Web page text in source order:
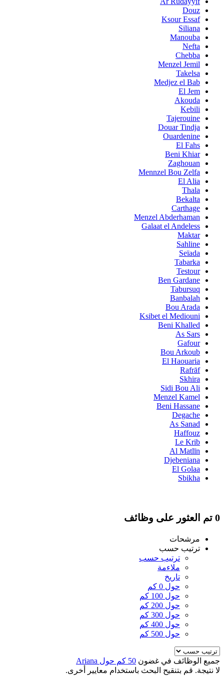
Douz
Ksour Essaf
Siliana
Manouba
Nefta
Chebba
Menzel Jemil
Takelsa
Medjez el Bab
El Jem
Akouda
Kebili
Tajerouine
Douar Tindja
Ouardenine
El Fahs
Beni Khiar
Zaghouan
Mennzel Bou Zelfa
El Alia
Thala
Bekalta
Carthage
Menzel Abderhaman
Galaat el Andeless
Maktar
Sahline
Seïada
Tabarka
Testour
Ben Gardane
Tabursuq
Banbalah
Bou Arada
Ksibet el Mediouni
Beni Khalled
As Sars
Gafour
Bou Arkoub
El Haouaria
Rafrāf
Skhira
Sidi Bou Ali
Menzel Kamel
Beni Hassane
Degache
As Sanad
Haffouz
Le Krib
Al Matlīn
Djebeniana
El Golaa
Sbikha
0 تم العثور على وظائف
مرشحات
ترتيب حسب
ترتيب حسب
ملاءمة
تاريخ
حول 0 كم
حول 100 كم
حول 200 كم
حول 300 كم
حول 400 كم
حول 500 كم
جميع الوظائف في غضون 50 كم حول Ariana
لا نتيجة. قم بتنقيح البحث باستخدام معايير أخرى.